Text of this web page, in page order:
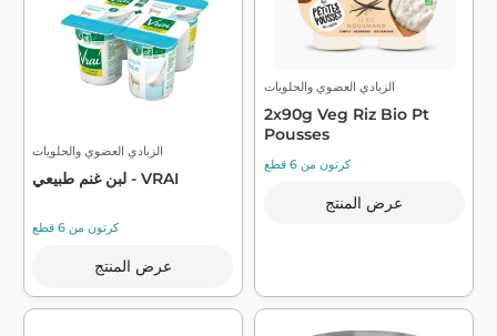
الزبادي العضوي والحلويات
لبن غنم طبيعي - VRAI
كرتون من 6 قطع
عرض المنتج
الزبادي العضوي والحلويات
2x90g Veg Riz Bio Pt
Pousses
كرتون من 6 قطع
عرض المنتج